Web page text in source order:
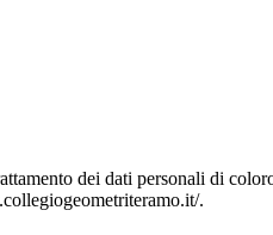
dei dati personali di
.